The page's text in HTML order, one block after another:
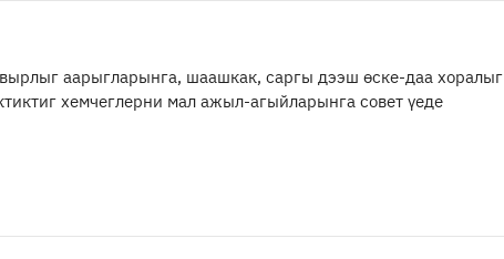
аарыгларынга, шаашкак, саргы дээш өске-даа хоралыг
хемчеглерни мал ажыл-агыйларынга совет үеде